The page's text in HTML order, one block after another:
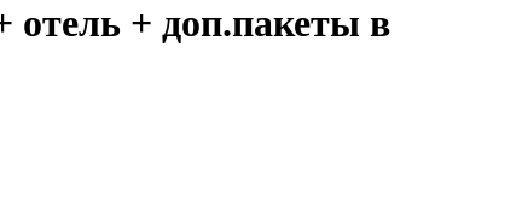
отель + доп.пакеты в